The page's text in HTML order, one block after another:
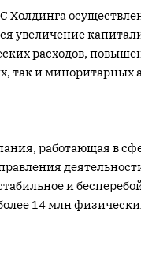
увеличение
расходов,
так и миноритарных
работающая в
и
14 млн